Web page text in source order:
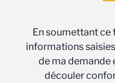
En soumettant ce
informations
de ma demande
découler